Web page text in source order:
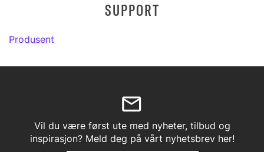
SUPPORT
Produsent
Vil du være først ute med nyheter, tilbud og
inspirasjon? Meld deg på vårt nyhetsbrev her!